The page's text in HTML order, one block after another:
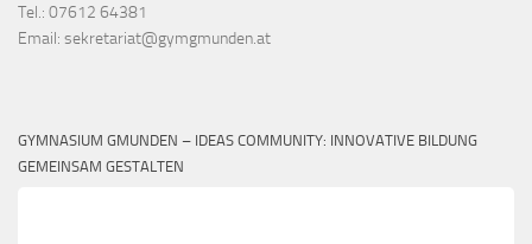
Tel.: 07612 64381
Email: sekretariat@gymgmunden.at
GYMNASIUM GMUNDEN – IDEAS COMMUNITY: INNOVATIVE BILDUNG
GEMEINSAM GESTALTEN